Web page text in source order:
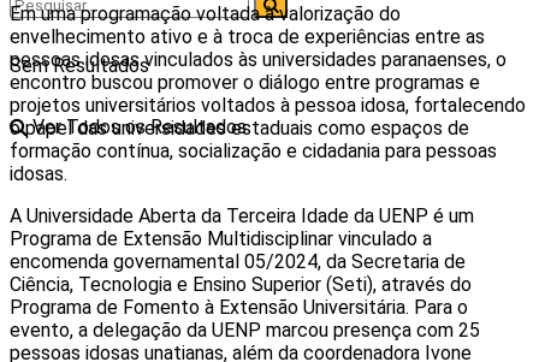
Sem Resultados
Ver Todos os Resultados
Em uma programação voltada à valorização do
envelhecimento ativo e à troca de experiências entre as
pessoas idosas vinculados às universidades paranaenses, o
encontro buscou promover o diálogo entre programas e
projetos universitários voltados à pessoa idosa, fortalecendo
o papel das universidades estaduais como espaços de
formação contínua, socialização e cidadania para pessoas
idosas.
A Universidade Aberta da Terceira Idade da UENP é um
Programa de Extensão Multidisciplinar vinculado a
encomenda governamental 05/2024, da Secretaria de
Ciência, Tecnologia e Ensino Superior (Seti), através do
Programa de Fomento à Extensão Universitária. Para o
evento, a delegação da UENP marcou presença com 25
pessoas idosas unatianas, além da coordenadora Ivone